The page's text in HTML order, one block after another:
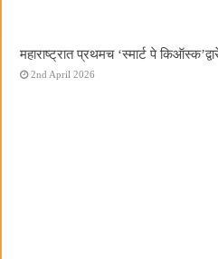
महाराष्ट्रात प्रथमच ‌‘स्मार्ट पे
2nd April 2026